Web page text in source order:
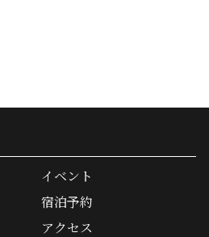
イベント
宿泊予約
アクセス